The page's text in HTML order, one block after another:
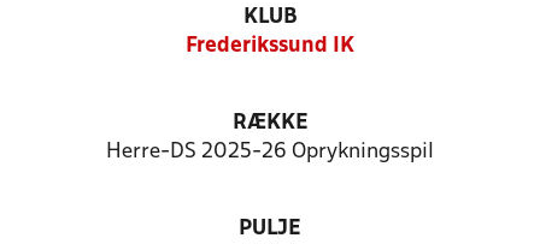
KLUB
Frederikssund IK
RÆKKE
Herre-DS 2025-26 Oprykningsspil
PULJE